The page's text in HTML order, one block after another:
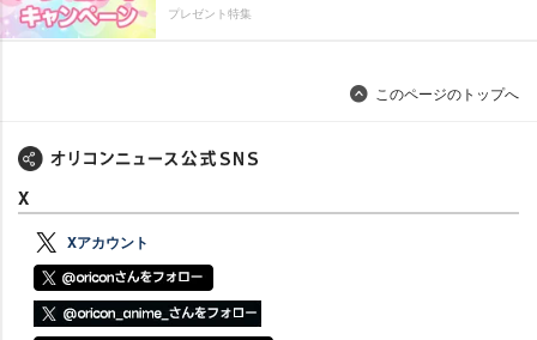
プレゼント特集
このページのトップへ
X
Xアカウント